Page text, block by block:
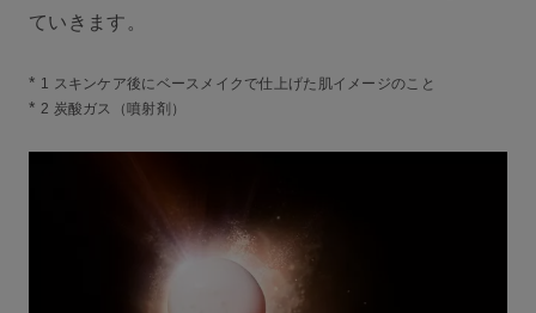
ていきます。
* 1 スキンケア後にベースメイクで仕上げた肌イメージのこと
* 2 炭酸ガス（噴射剤）